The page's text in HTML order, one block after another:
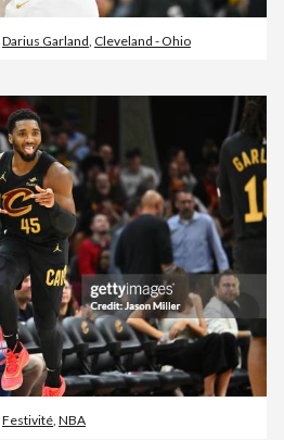
Darius Garland, Cleveland - Ohio
Festivité, NBA